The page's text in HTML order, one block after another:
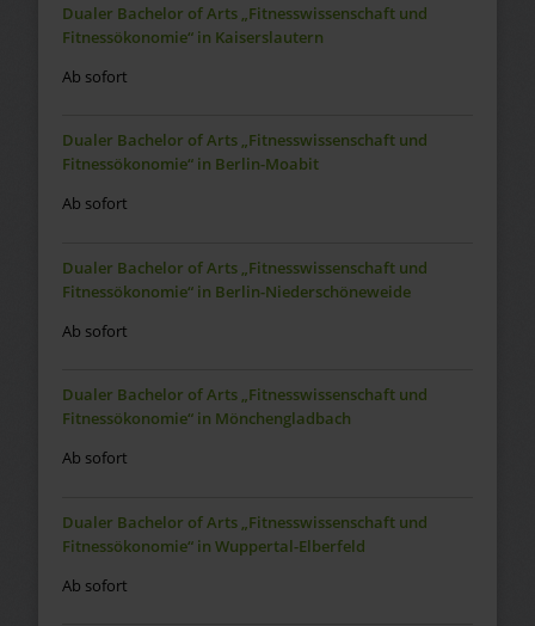
Dualer Bachelor of Arts „Fitnesswissenschaft und
Fitnessökonomie“ in Kaiserslautern
Ab sofort
Dualer Bachelor of Arts „Fitnesswissenschaft und
Fitnessökonomie“ in Berlin-Moabit
Ab sofort
Dualer Bachelor of Arts „Fitnesswissenschaft und
Fitnessökonomie“ in Berlin-Niederschöneweide
Ab sofort
Dualer Bachelor of Arts „Fitnesswissenschaft und
Fitnessökonomie“ in Mönchengladbach
Ab sofort
Dualer Bachelor of Arts „Fitnesswissenschaft und
Fitnessökonomie“ in Wuppertal-Elberfeld
Ab sofort